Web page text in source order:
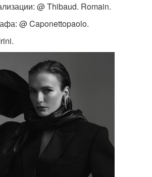
@ Thibaud. Romain.
@ Caponettopaolo.